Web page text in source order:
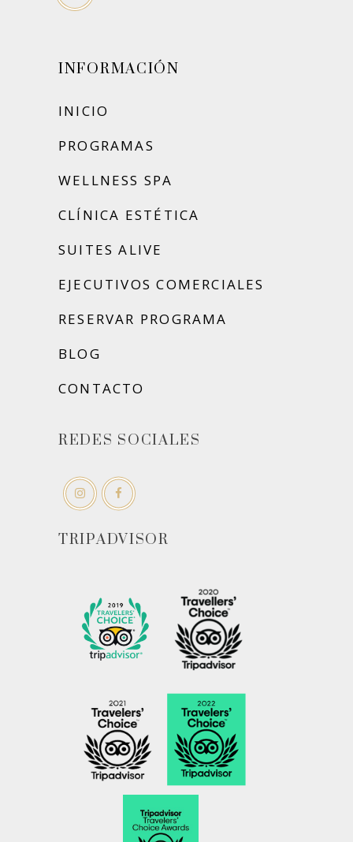
INFORMACIÓN
INICIO
PROGRAMAS
WELLNESS SPA
CLÍNICA ESTÉTICA
SUITES ALIVE
EJECUTIVOS COMERCIALES
RESERVAR PROGRAMA
BLOG
CONTACTO
REDES SOCIALES
TRIPADVISOR